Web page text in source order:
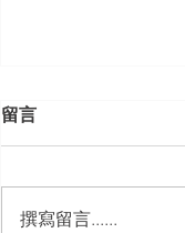
留言
撰寫留言......